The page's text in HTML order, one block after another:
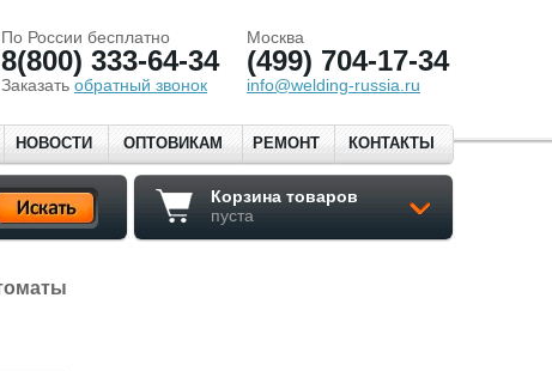
По России бесплатно
8(800) 333-64-34
Заказать обратный звонок
Москва
(499) 704-17-34
info@welding-russia.ru
НОВОСТИ ОПТОВИКАМ РЕМОНТ КОНТАКТЫ
Корзина товаров
пуста